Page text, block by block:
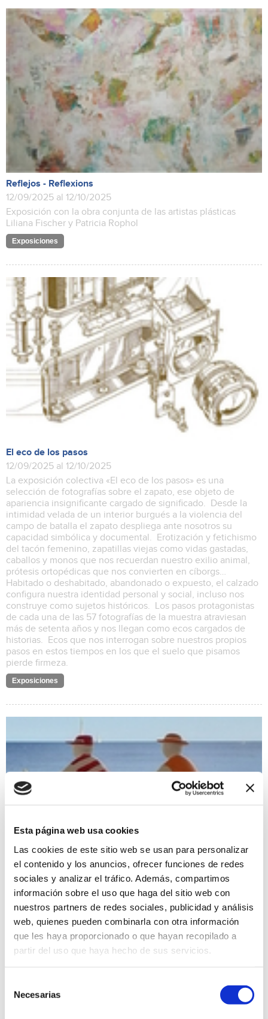
Esta página web usa cookies
Las cookies de este sitio web se usan para personalizar
el contenido y los anuncios, ofrecer funciones de redes
sociales y analizar el tráfico. Además, compartimos
información sobre el uso que haga del sitio web con
nuestros partners de redes sociales, publicidad y análisis
web, quienes pueden combinarla con otra información
que les haya proporcionado o que hayan recopilado a
partir del uso que haya hecho de sus servicios.
Necesarias
Reflejos - Reflexions
12/09/2025 al 12/10/2025
Exposición con la obra conjunta de las artistas plásticas
Liliana Fischer y Patricia Rophol
Exposiciones
El eco de los pasos
12/09/2025 al 12/10/2025
La exposición colectiva «El eco de los pasos» es una
selección de fotografías sobre el zapato, ese objeto de
apariencia insignificante cargado de significado. Desde la
intimidad velada de un interior burgués a la violencia del
campo de batalla el zapato despliega ante nosotros su
capacidad simbólica y documental. Erotización y fetichismo
del tacón femenino, zapatillas viejas como vidas gastadas,
caballos y monos que nos recuerdan nuestro exilio animal,
prótesis ortopédicas que nos convierten en cíborgs…
Habitado o deshabitado, abandonado o expuesto, el calzado
configura nuestra identidad personal y social, incluso nos
construye como sujetos históricos. Los pasos protagonistas
de cada una de las 57 fotografías de la muestra atraviesan
más de setenta años y nos llegan como ecos cargados de
historias. Ecos que nos interrogan sobre nuestros propios
pasos en estos tiempos en los que el suelo que pisamos
pierde firmeza.
Exposiciones
Feria de Artesanía de Autor®
14/09/2025, 21/09/2025, 28/09/2025
Todo lo que se vende en esta pequeña feria está hecho a
mano con destreza, paciencia y cariño. Acuarelas, cuero
combinado con macramé, cerámica, joyería, figuras de cartón
piedra, mandalas y jabones, entre otras cosas.